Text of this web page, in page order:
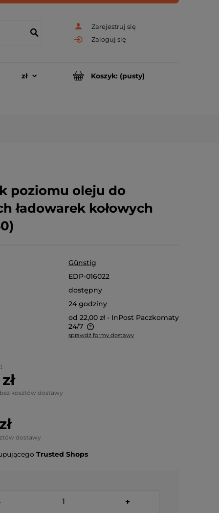
Zarejestruj się
Zaloguj się
Koszyk: (pusty)
poziomu oleju do
ładowarek kołowych
Günstig
EDP-016022
dostępny
24 godziny
od 22,00 zł - InPost Paczkomaty
24/7
jest indywidualnie.
odbiór osobisty.
sprawdź formy dostawy
bez kosztów dostawy
dostawy
Trusted Shops
+